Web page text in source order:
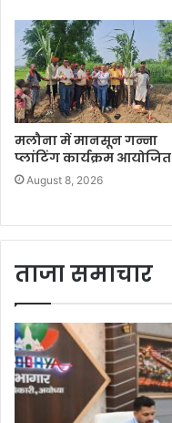
मलौना में मानसून गन्ना
प्लांटिंग कार्यक्रम आयोजित
August 8, 2026
ताजा समाचार